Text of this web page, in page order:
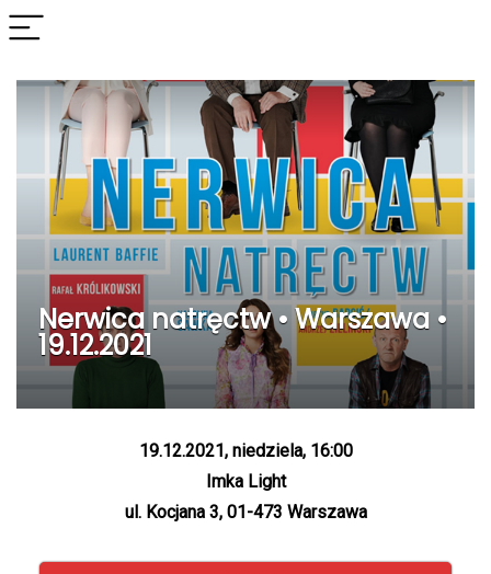
Nerwica natręctw • Warszawa •
19.12.2021
19.12.2021, niedziela, 16:00
Imka Light
ul. Kocjana 3, 01-473 Warszawa